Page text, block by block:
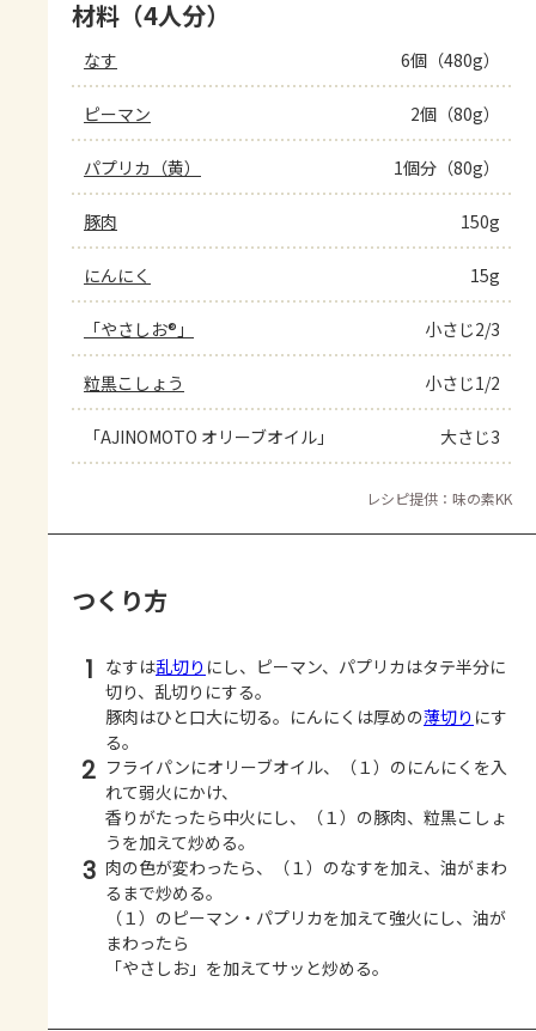
材料（4人分）
なす 6個（480g）
ピーマン 2個（80g）
パプリカ（黄） 1個分（80g）
豚肉 150g
にんにく 15g
「やさしお®」 小さじ2/3
粒黒こしょう 小さじ1/2
「AJINOMOTO オリーブオイル」 大さじ3
レシピ提供：味の素KK
つくり方
1 なすは乱切り にし、ピーマン、パプリカはタテ半分に
切り、乱切りにする。
豚肉はひと口大に切る。にんにくは厚めの薄切り にす
る。
2 フライパンにオリーブオイル、（１）のにんにくを入
れて弱火にかけ、
香りがたったら中火にし、（１）の豚肉、粒黒こしょ
うを加えて炒める。
3 肉の色が変わったら、（１）のなすを加え、油がまわ
るまで炒める。
（１）のピーマン・パプリカを加えて強火にし、油が
まわったら
「やさしお」を加えてサッと炒める。